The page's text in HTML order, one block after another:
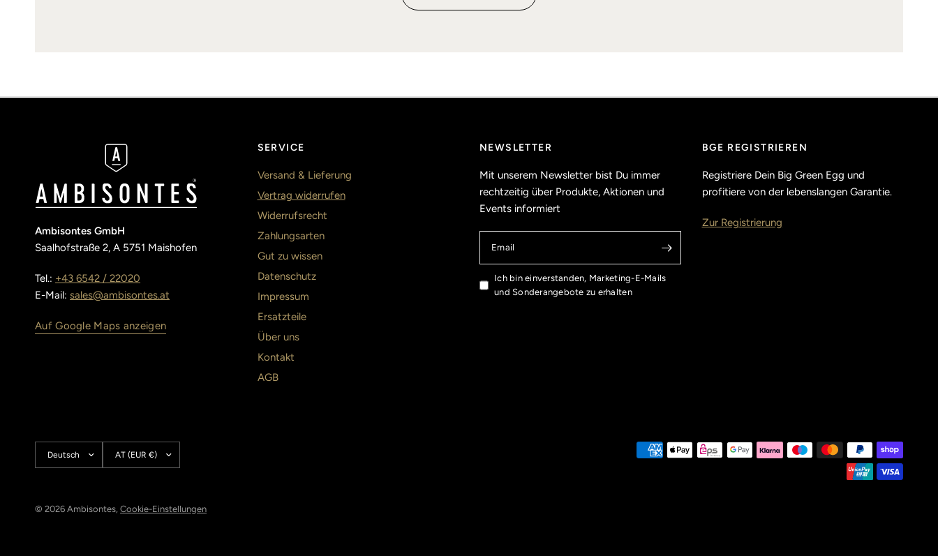
Ambisontes GmbH
Saalhofstraße 2, A 5751 Maishofen
Tel.: +43 6542 / 22020
E-Mail:sales@ambisontes.at
Auf Google Maps anzeigen
SERVICE
Versand & Lieferung
Vertrag widerrufen
Widerrufsrecht
Zahlungsarten
Gut zu wissen
Datenschutz
Impressum
Ersatzteile
Über uns
Kontakt
AGB
NEWSLETTER
Mit unserem Newsletter bist Du immer
rechtzeitig über Produkte, Aktionen und
Events informiert
Email
Ich bin einverstanden, Marketing-E-Mails
und Sonderangebote zu erhalten
BGE REGISTRIEREN
Registriere Dein Big Green Egg und
profitiere von der lebenslangen Garantie.
Zur Registrierung
aktualisieren
aktualisieren
© 2026 Ambisontes,Cookie-Einstellungen